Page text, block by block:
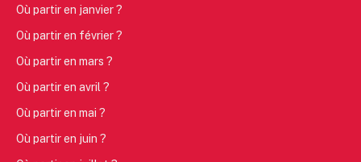
Où partir en janvier ?
Où partir en février ?
Où partir en mars ?
Où partir en avril ?
Où partir en mai ?
Où partir en juin ?